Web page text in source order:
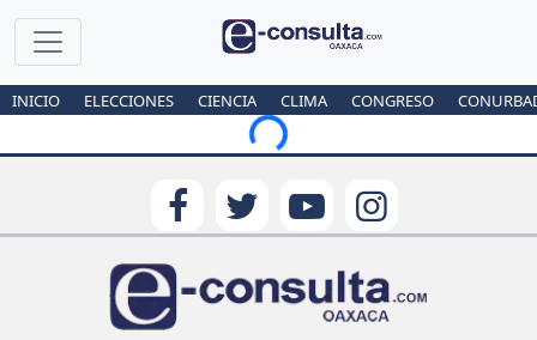
INICIO ELECCIONES CIENCIA CLIMA CONGRESO
Loading...